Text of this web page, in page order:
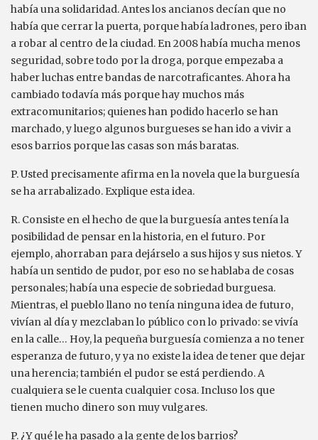
había una solidaridad. Antes los ancianos decían que no
había que cerrar la puerta, porque había ladrones, pero iban
a robar al centro de la ciudad. En 2008 había mucha menos
seguridad, sobre todo por la droga, porque empezaba a
haber luchas entre bandas de narcotraficantes. Ahora ha
cambiado todavía más porque hay muchos más
extracomunitarios; quienes han podido hacerlo se han
marchado, y luego algunos burgueses se han ido a vivir a
esos barrios porque las casas son más baratas.
P. Usted precisamente afirma en la novela que la burguesía
se ha arrabalizado. Explique esta idea.
R. Consiste en el hecho de que la burguesía antes tenía la
posibilidad de pensar en la historia, en el futuro. Por
ejemplo, ahorraban para dejárselo a sus hijos y sus nietos. Y
había un sentido de pudor, por eso no se hablaba de cosas
personales; había una especie de sobriedad burguesa.
Mientras, el pueblo llano no tenía ninguna idea de futuro,
vivían al día y mezclaban lo público con lo privado: se vivía
en la calle… Hoy, la pequeña burguesía comienza a no tener
esperanza de futuro, y ya no existe la idea de tener que dejar
una herencia; también el pudor se está perdiendo. A
cualquiera se le cuenta cualquier cosa. Incluso los que
tienen mucho dinero son muy vulgares.
P. ¿Y qué le ha pasado a la gente de los barrios?